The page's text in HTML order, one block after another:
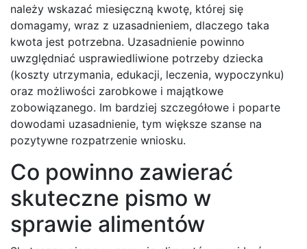
należy wskazać miesięczną kwotę, której się
domagamy, wraz z uzasadnieniem, dlaczego taka
kwota jest potrzebna. Uzasadnienie powinno
uwzględniać usprawiedliwione potrzeby dziecka
(koszty utrzymania, edukacji, leczenia, wypoczynku)
oraz możliwości zarobkowe i majątkowe
zobowiązanego. Im bardziej szczegółowe i poparte
dowodami uzasadnienie, tym większe szanse na
pozytywne rozpatrzenie wniosku.
Co powinno zawierać
skuteczne pismo w
sprawie alimentów